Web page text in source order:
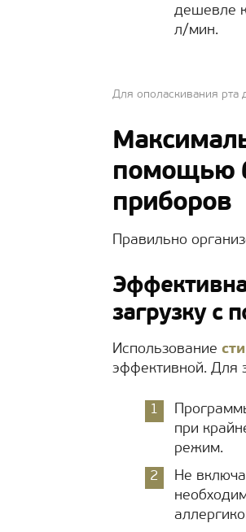
дешевле
л/мин.
Для ополаскивания рта
помощью
приборов
Правильно
загрузку с
Использование
эффективной. Для
при
режим.
Не